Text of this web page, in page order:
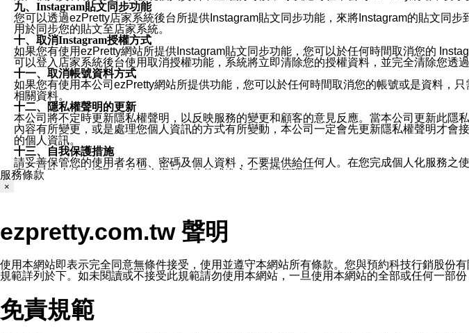
九、Instagram貼文同步功能
您可以透過ezPretty店家系統後台所提供Instagram貼文同步功能，來將Instagram的貼文同
用於同步您的貼文至店家系統。
十、取消Instagram授權方式
如果您有使用ezPretty網站所提供Instagram貼文同步功能，您可以於任何時間取消您的
可以登入店家系統後台使用取消授權功能，系統將立即清除您的授權資料，並完全清除您透
十一、取消帳號資料方式
如果您有使用本公司ezPretty網站所提供功能，您可以於任何時間取消您的帳號或是資料，
相關資料。
十二、隱私權聲明的更新
本公司將不定時更新隱私權聲明，以反映服務的變更和顧客的意見反應。當本公司更新此
內容有所變更，或是處理您個人資訊的方式有所變動，本公司一定會先更新隱私權聲明才
的個人資訊。
十三、自我保護措施
請妥善保管您的使用者名稱、密碼及個人資料，不要提供給任何人。在您完成個人化服務
窗，以防止他人讀取您的個人資料、信件或進入所機關管理區。
本公司/本服務將以通知型訊息傳送重要訊息給您。即使未加入本公司/本服務好友，您仍可接
本公司/本服務傳送之通知型訊息以對您有效且重要的訊息為限，以廣告或其他目的的訊息皆
2.該 LINE 帳號已在 LINE APP 設定中，同意接收通知型訊息。
3.LINE 帳號未封鎖傳送訊息之 LINE 官方帳號。
欲變更通知型訊息的設定，操作如下：
1.點選「主頁」＞「設定」
2.點選「隱私設定」
3.點選「提供使用資料」
服務條款
×
ezpretty.com.tw 聲明
使用本網站即表示完全同意無條件接受，使用並遵守本網站所有條款。您與預約科技行銷股份
規範詳列於下。如未閱讀或不接受此規範請勿使用本網站，一旦使用本網站的全部或任何一部
免責規範